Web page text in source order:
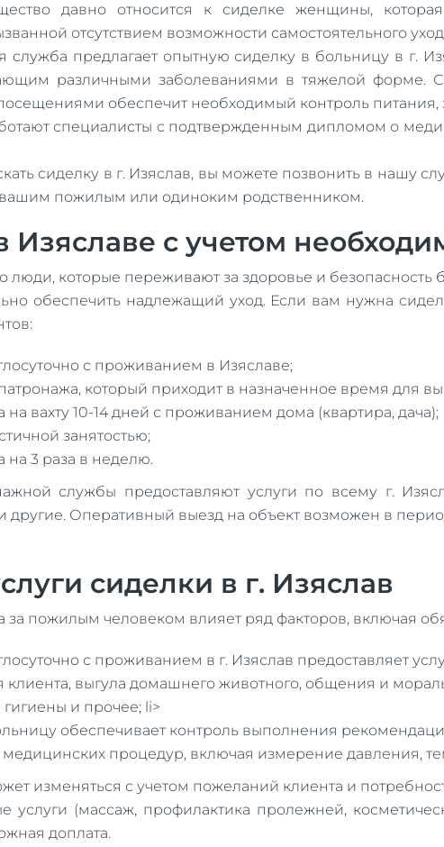
давно относится к сиделке женщины,
отсутствием возможности самостоятельного
служба предлагает опытную сиделку в больницу в г.
различными заболеваниями в тяжелой
обеспечит необходимый контроль питания,
специалисты с подтвержденным дипломом о
сиделку в г. Изяслав, вы можете позвонить в нашу
вашим пожилым или одиноким родственником.
Изяславе с учетом
люди, которые переживают за здоровье и безопасность
обеспечить надлежащий уход. Если вам нужна
с проживанием в Изяславе;
который приходит в назначенное время для
на вахту 10-14 дней с проживанием дома (квартира, дача);
занятостью;
на 3 раза в неделю.
службы предоставляют услуги по всему г.
другие. Оперативный выезд на объект возможен в
сиделки в г. Изяслав
за пожилым человеком влияет ряд факторов, включая
с проживанием в г. Изяслав предоставляет
выгула домашнего животного, общения и
и прочее; li>
обеспечивает контроль выполнения
процедур, включая измерение давления,
изменяться с учетом пожеланий клиента и
услуги (массаж, профилактика пролежней,
доплата.